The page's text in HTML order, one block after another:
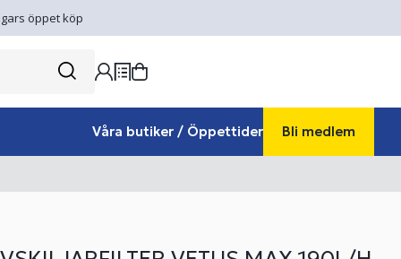
öppet köp
Våra butiker / Öppettider Bli medlem